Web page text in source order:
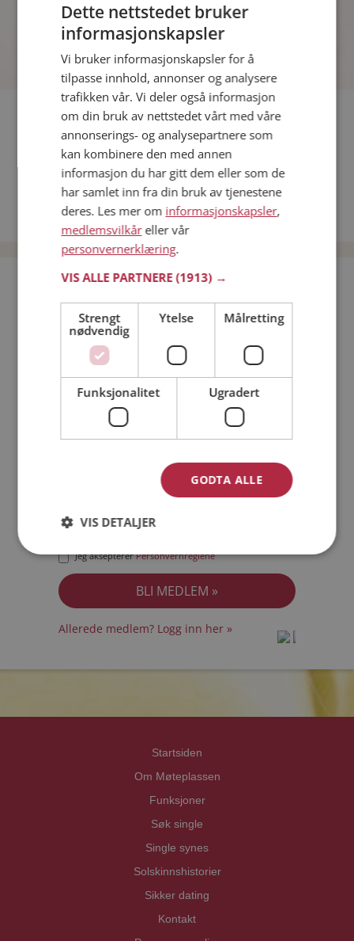
Fler single
Flere singlemenn fra Øyer:Personligtrener
Kvinner fra Øyer
Date kvinner i Norge
Date menn i Norge
Bli medlem gratis!
Jeg er en:
Jeg akseptererPersonvernreglene
Allerede medlem? Logg inn her »
Startsiden
Om Møteplassen
Funksjoner
Søk single
Single synes
Solskinnshistorier
Sikker dating
Kontakt
Dette nettstedet bruker
informasjonskapsler
Vi bruker informasjonskapsler for å
tilpasse innhold, annonser og analysere
trafikken vår. Vi deler også informasjon
om din bruk av nettstedet vårt med våre
annonserings- og analysepartnere som
kan kombinere den med annen
informasjon du har gitt dem eller som de
har samlet inn fra din bruk av tjenestene
deres. Les mer om informasjonskapsler,
medlemsvilkåreller vår
personvernerklæring.
VIS ALLE PARTNERE(1913) →
Strengt
nødvendig
Ytelse Målretting
Funksjonalitet Ugradert
GODTA ALLE
VIS DETALJER